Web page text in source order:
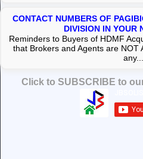
CONTACT NUMBERS OF
DIVISION IN YOUR
Reminders to Buyers of HDMF
that Brokers and Agents are NOT
any...
Click to SUBSCRIBE to